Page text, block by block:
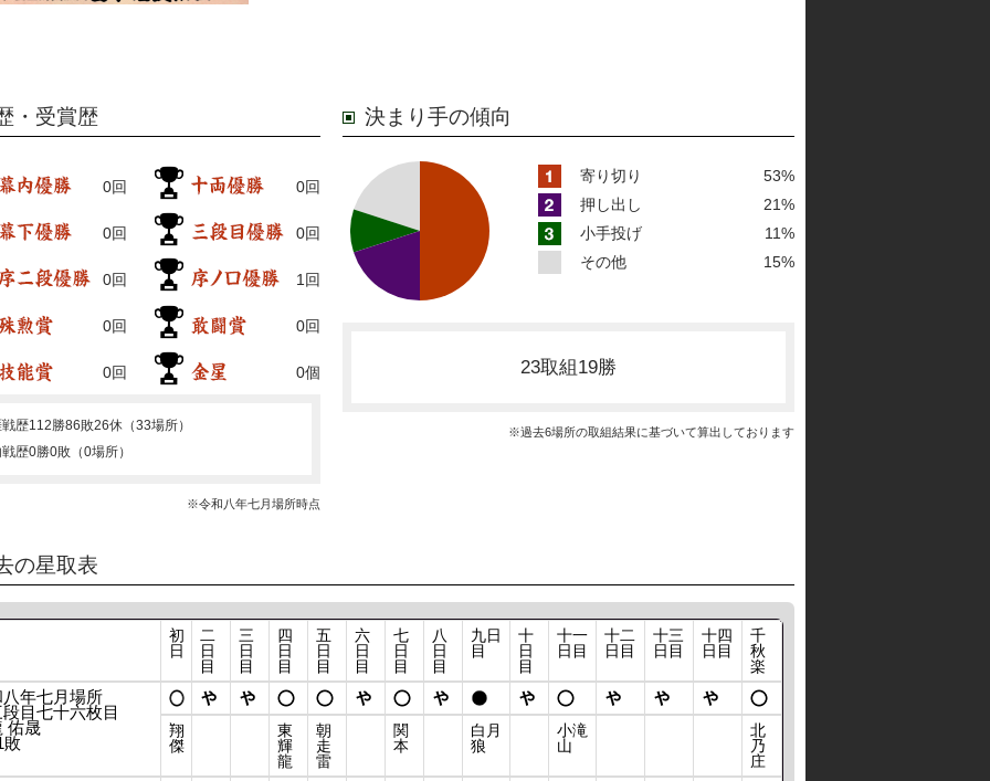
・受賞歴
0回 0回
0回 0回
0回 1回
0回 0回
0回 0個
歴112勝86敗26休（33場所）
歴0勝0敗（0場所）
※令和八年七月場所時点
決まり手の傾向
寄り切り
53%
押し出し
21%
小手投げ
11%
その他
15%
23取組19勝
※過去6場所の取組結果に基づいて算出しております
の星取表
初
日
二
日
目
三
日
目
四
日
目
五
日
目
六
日
目
七
日
目
八
日
目
九日
目
十
日
目
十一
日目
十二
日目
十三
日目
十四
日目
千
秋
楽
年七月場所
目七十六枚目
佑晟
敗
翔
傑
東
輝
龍
朝
走
雷
関
本
白月
狼
小滝
山
北
乃
庄